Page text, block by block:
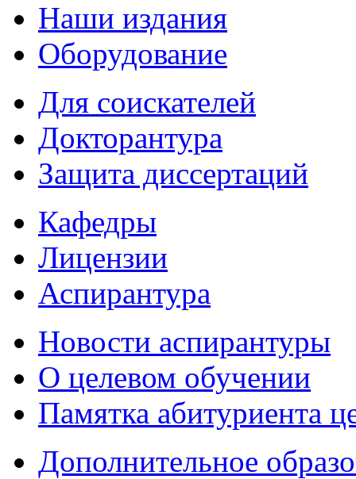
Наши издания
Оборудование
Для соискателей
Докторантура
Защита диссертаций
Кафедры
Лицензии
Аспирантура
Новости аспирантуры
О целевом обучении
Памятка абитуриента
Дополнительное